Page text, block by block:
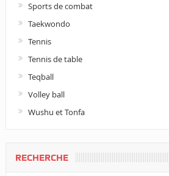
Sports de combat
Taekwondo
Tennis
Tennis de table
Teqball
Volley ball
Wushu et Tonfa
RECHERCHE